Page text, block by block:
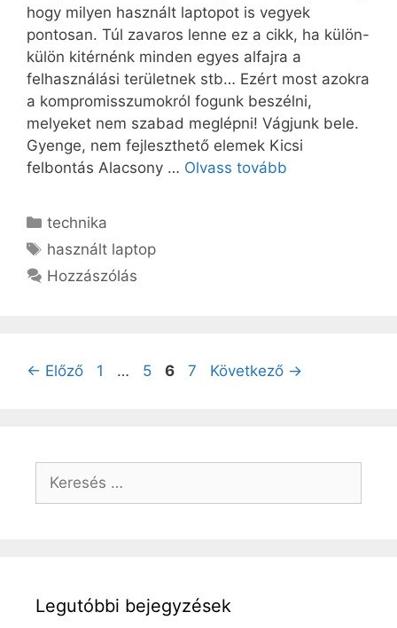
hogy milyen használt laptopot is vegyek
pontosan. Túl zavaros lenne ez a cikk, ha külön-
külön kitérnénk minden egyes alfajra a
felhasználási területnek stb… Ezért most azokra
a kompromisszumokról fogunk beszélni,
melyeket nem szabad meglépni! Vágjunk bele.
Gyenge, nem fejleszthető elemek Kicsi
felbontás Alacsony … Olvass tovább
Kategória
technika
Címkék
használt laptop
Hozzászólás
← Előző Oldal
1 … Oldal
5 Oldal
6 Oldal
7 Következő →
Keresés:
Legutóbbi bejegyzések